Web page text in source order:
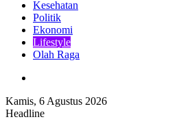
Kesehatan
Politik
Ekonomi
Lifestyle
Olah Raga
Kamis, 6 Agustus 2026
Headline